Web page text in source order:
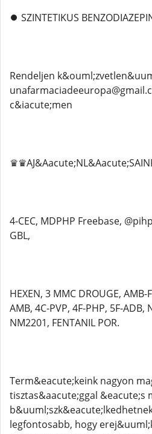
⏺️ SZINTETIKUS
Rendeljen
c&iacute;men
4-CEC, MDPHP Freebase,
GBL,
HEXEN, 3 MMC DROUGE, AMB-
AMB, 4C-PVP, 4F-PHP, 5F-ADB,
NM2201, FENTANIL POR.
Term&eacute;keink nagyon
tisztas&aacute;ggal &eacute;s
legfontosabb, hogy